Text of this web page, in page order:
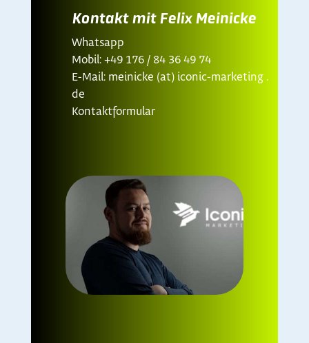
Kontakt mit Felix Meinicke
Whatsapp
Mobil: +49 176 / 84 36 49 74
E-Mail: meinicke (at) iconic-marketing .
de
Kontaktformular